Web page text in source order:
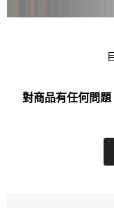
對商品有任何問